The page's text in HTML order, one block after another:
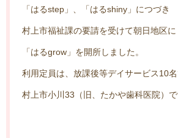
「はるstep」、「はるshiny」につづき
村上市福祉課の要請を受けて朝日地区に
「はるgrow」を開所しました。
利用定員は、放課後等デイサービス10名
村上市小川33（旧、たかや歯科医院）で